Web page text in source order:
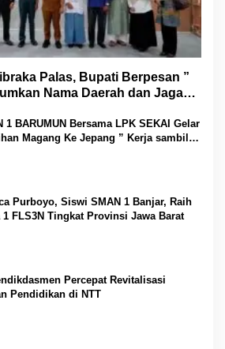
Palas, Bupati Berpesan ”
Nama Daerah dan Jaga
1 BARUMUN Bersama LPK SEKAI Gelar
Magang Ke Jepang ” Kerja sambil
Purboyo, Siswi SMAN 1 Banjar, Raih
1 FLS3N Tingkat Provinsi Jawa Barat
Percepat Revitalisasi
Pendidikan di NTT